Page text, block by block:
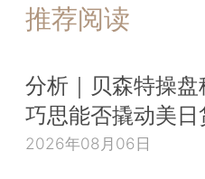
推荐阅读
分析｜贝森特操
巧思能否撬动美
2026年08月06日